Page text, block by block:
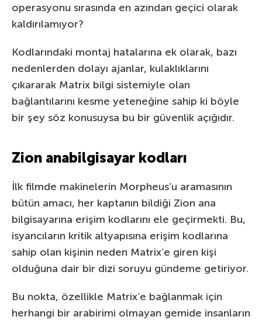
operasyonu sırasında en azından geçici olarak
kaldırılamıyor?
Kodlarındaki montaj hatalarına ek olarak, bazı
nedenlerden dolayı ajanlar, kulaklıklarını
çıkararak Matrix bilgi sistemiyle olan
bağlantılarını kesme yeteneğine sahip ki böyle
bir şey söz konusuysa bu bir güvenlik açığıdır.
Zion anabilgisayar kodları
İlk filmde makinelerin Morpheus’u aramasının
bütün amacı, her kaptanın bildiği Zion ana
bilgisayarına erişim kodlarını ele geçirmekti. Bu,
isyancıların kritik altyapısına erişim kodlarına
sahip olan kişinin neden Matrix’e giren kişi
olduğuna dair bir dizi soruyu gündeme getiriyor.
Bu nokta, özellikle Matrix’e bağlanmak için
herhangi bir arabirimi olmayan gemide insanların